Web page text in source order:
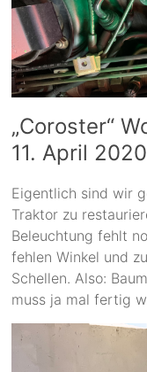
„Coroster“
11. April
Eigentlich sind wir
Traktor zu
Beleuchtung fehlt
fehlen Winkel und
Schellen. Also:
muss ja mal fertig